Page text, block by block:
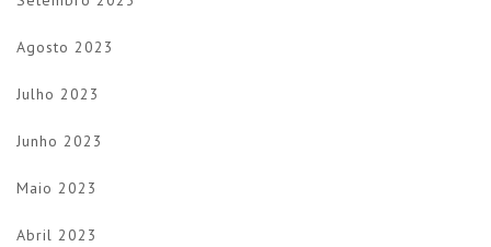
Agosto 2023
Julho 2023
Junho 2023
Maio 2023
Abril 2023